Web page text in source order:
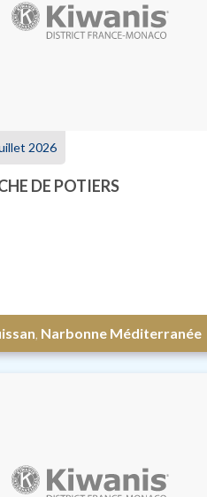
2026
DE POTIERS
, Narbonne Méditerranée